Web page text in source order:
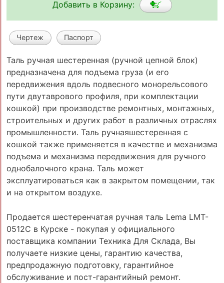
Добавить в Корзину:
Чертеж Паспорт
Таль ручная шестеренная (ручной цепной блок)
предназначена для подъема груза (и его
передвижения вдоль подвесного монорельсового
пути двутаврового профиля, при комплектации
кошкой) при производстве ремонтных, монтажных,
строительных и других работ в различных отраслях
промышленности. Таль ручнаяшестеренная с
кошкой также применяется в качестве и механизма
подъема и механизма передвижения для ручного
однобалочного крана. Таль может
эксплуатироваться как в закрытом помещении, так
и на открытом воздухе.
Продается шестеренчатая ручная таль Lema LMT-
0512C в Курске - покупая у официального
поставщика компании Техника Для Склада, Вы
получаете низкие цены, гарантию качества,
предпродажную подготовку, гарантийное
обслуживание и пост-гарантийный ремонт.